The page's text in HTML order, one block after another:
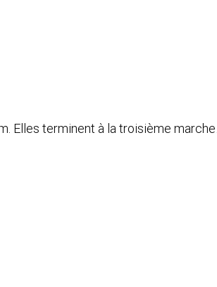
Elles terminent à la troisième marche…